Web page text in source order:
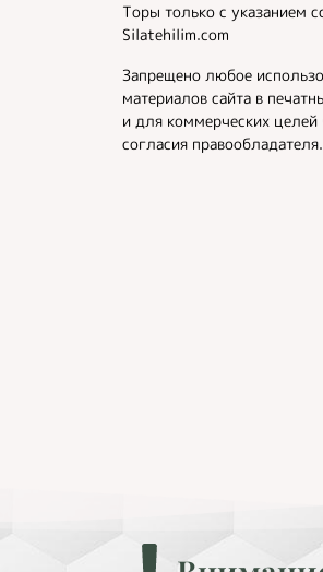
Торы только с указанием
Silatehilim.com
Запрещено любое
материалов сайта в
и для коммерческих целей
согласия правообладателя.